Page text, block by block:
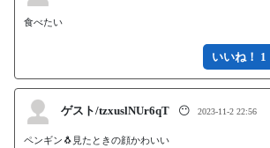
食べたい
いいね！ 1
ゲスト/tzxuslNUr6qT 😶 2023-11-2 22:56
ペンギン🐧見たときの顔かわいい